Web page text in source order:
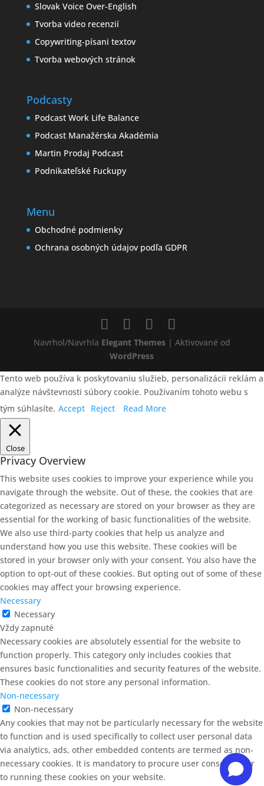
Slovak Voice Over-English
Tvorba video recenzií
Copywriting-písani textov
Tvorba webových stránok
Podcasty
Podcast Work Life Balance
Podcast Manažérska Akadémia
Martin Prodaj Podcast
Podnikateľské Fuckupy
Menu
Obchodné podmienky
Ochrana osobných údajov podľa GDPR
Navrhol/Navrhla Elegant Themes| Aktivované od
WordPress
Tento web používa k poskytovaniu služieb, personalizácii reklám a
analýze návštevnosti súbory cookie. Používaním tohoto webu s
tým súhlasíte. Accept Reject Read More
Close
Privacy Overview
This website uses cookies to improve your experience while you
navigate through the website. Out of these, the cookies that are
categorized as necessary are stored on your browser as they are
essential for the working of basic functionalities of the website.
We also use third-party cookies that help us analyze and
understand how you use this website. These cookies will be
stored in your browser only with your consent. You also have the
option to opt-out of these cookies. But opting out of some of these
cookies may affect your browsing experience.
Necessary
Necessary
Vždy zapnuté
Necessary cookies are absolutely essential for the website to
function properly. This category only includes cookies that
ensures basic functionalities and security features of the website.
These cookies do not store any personal information.
Non-necessary
Non-necessary
Any cookies that may not be particularly necessary for the website
to function and is used specifically to collect user personal data
via analytics, ads, other embedded contents are termed as non-
necessary cookies. It is mandatory to procure user consent prior
to running these cookies on your website.